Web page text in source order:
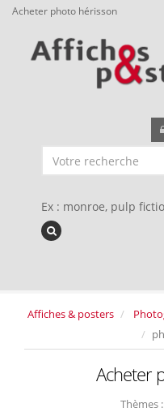
Acheter photo hérisson
Ex : monroe, pulp
Affiches & posters
Acheter
Thèmes :